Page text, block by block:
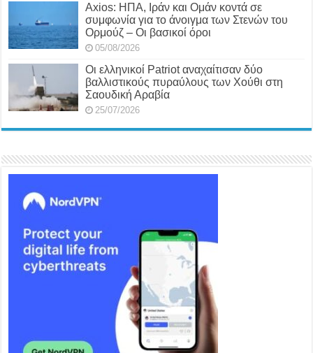
Axios: ΗΠΑ, Ιράν και Ομάν κοντά σε
συμφωνία για το άνοιγμα των Στενών του
Ορμούζ – Οι βασικοί όροι
05/08/2026
Οι ελληνικοί Patriot αναχαίτισαν δύο
βαλλιστικούς πυραύλους των Χούθι στη
Σαουδική Αραβία
25/07/2026